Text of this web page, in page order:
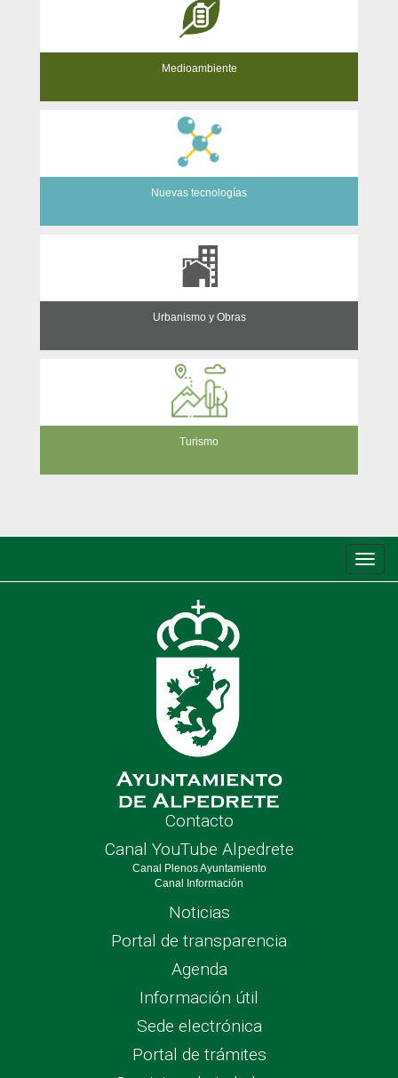
Medioambiente
Nuevas tecnologías
Urbanismo y Obras
Turismo
de
Contacto
Canal YouTube Alpedrete
Canal Plenos Ayuntamiento
Canal Información
Noticias
Portal de transparencia
Agenda
Información útil
Sede electrónica
Portal de trámites